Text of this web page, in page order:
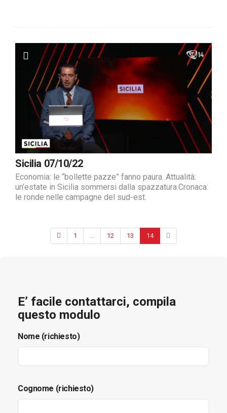
Sicilia 07/10/22
Economia: le “bollette pazze” fanno paura. Attualità:
un’estate in Sicilia sommersi dalla spazzatura.Cronaca:
le ronde nelle campagne del sud-est.
1 ... 12 13 14
E’ facile contattarci, compila
questo modulo
Nome (richiesto)
Cognome (richiesto)